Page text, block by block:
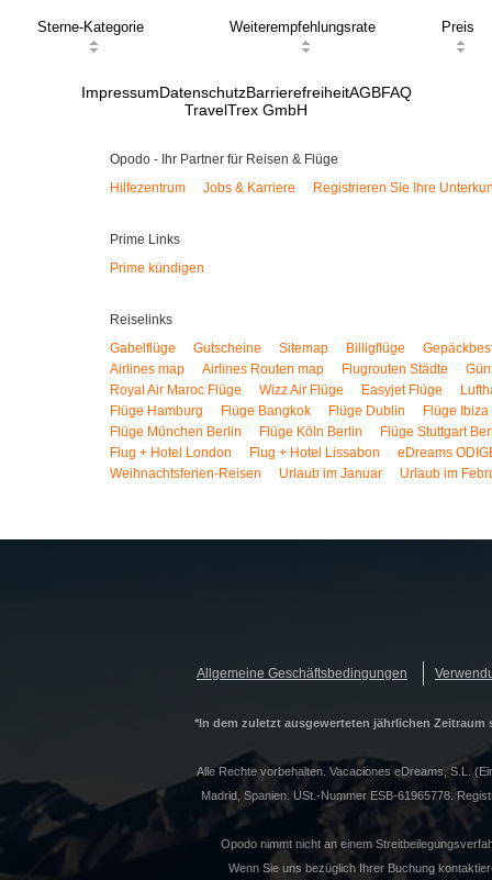
Sterne-Kategorie Weiterempfehlungsrate Preis
ImpressumDatenschutzBarrierefreiheitAGBFAQ
TravelTrex GmbH